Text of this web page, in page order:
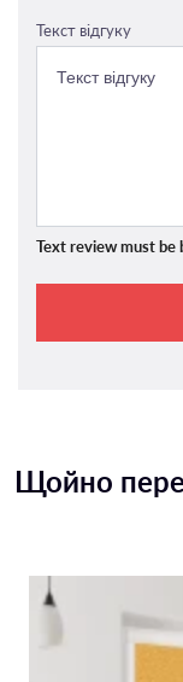
Текст відгуку
Text review must be
Щойно